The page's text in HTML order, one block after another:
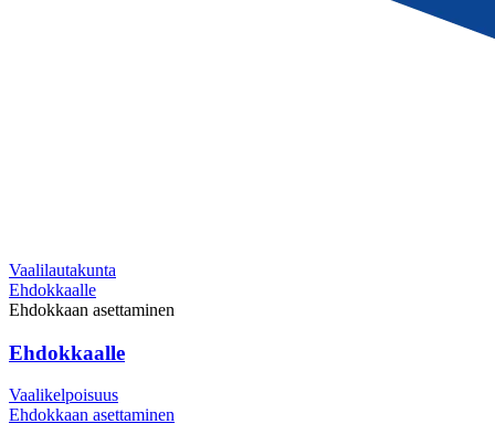
Vaalilautakunta
Ehdokkaalle
Ehdokkaan asettaminen
Ehdokkaalle
Vaalikelpoisuus
Ehdokkaan asettaminen